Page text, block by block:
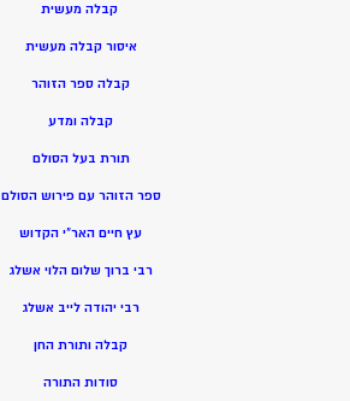
קבלה מעשית
איסור קבלה מעשית
קבלה ספר הזוהר
קבלה ומדע
תורת בעל הסולם
ספר הזוהר עם פירוש הסולם
עץ חיים האר”י הקדוש
רבי ברוך שלום הלוי אשלג
רבי יהודה לייב אשלג
קבלה ותורת החן
סודות התורה